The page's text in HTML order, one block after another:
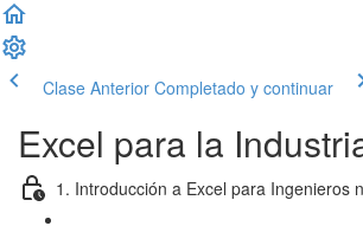
Clase Anterior Completado y continuar
Excel para la
1. Introducción a Excel para Ingenieros